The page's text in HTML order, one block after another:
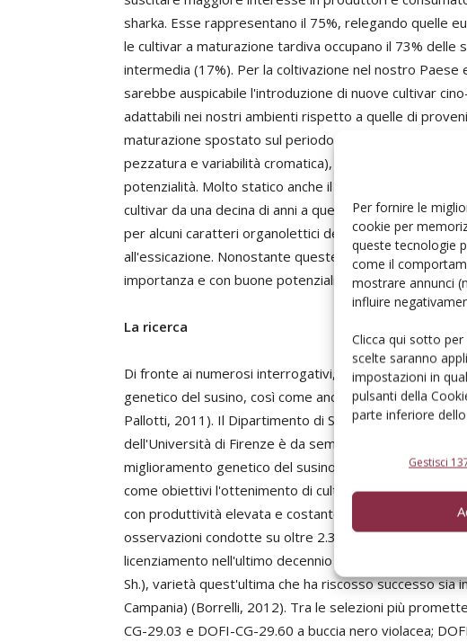
Per fornire le
cookie per
queste tecnologie
come il
mostrare annunci
influire
Clicca qui sotto
scelte saranno
impostazioni in
pulsanti della
parte inferiore
Gestisci
sharka. Esse rappresentano il 75%, relegando quelle
le cultivar a maturazione tardiva occupano il 73% delle
intermedia (17%). Per la coltivazione nel nostro
sarebbe auspicabile l'introduzione di nuove cultivar
adattabili nei nostri ambienti rispetto a quelle di
maturazione spostato sul periodo precoce e con
pezzatura e variabilità cromatica), ma sono ancora
potenzialità. Molto statico anche il panorama varietale
cultivar da una decina di anni a questa parte, spesso
per alcuni caratteri organolettici del frutto
all'essicazione. Nonostante queste problematiche, in
importanza e con buone potenzialità di esportazione
La ricerca
Di fronte ai numerosi interrogativi, pochi sono i centri
genetico del susino, così come ancora scarse sono le
Pallotti, 2011). Il Dipartimento di Scienze delle
dell'Università di Firenze è da sempre molto attivo nel
miglioramento genetico del susino (in atto dal 1970).
come obiettivi l'ottenimento di cultivar di susino cino-
con produttività elevata e costante e pregevoli
osservazioni condotte su oltre 2.300 semenzali e 35
licenziamento nell'ultimo decennio di due cultivar precoci,
Sh.), varietà quest'ultima che ha riscosso successo sia
Campania) (Borrelli, 2012). Tra le selezioni più
CG-29.03 e DOFI-CG-29.60 a buccia nero violacea;